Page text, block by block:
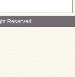
Reserved.